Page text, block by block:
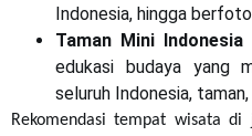
Indonesia, hingga
Taman Mini Indonesia
edukasi budaya yang
seluruh Indonesia,
Rekomendasi tempat wisata